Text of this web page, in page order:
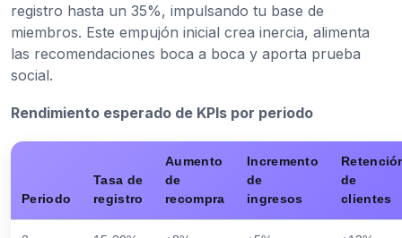
registro hasta un 35%, impulsando tu base de
miembros. Este empujón inicial crea inercia, alimenta
las recomendaciones boca a boca y aporta prueba
social.
Rendimiento esperado de KPIs por periodo
Periodo
Tasa de
registro
Aumento
de
recompra
Incremento
de
ingresos
de
clientes